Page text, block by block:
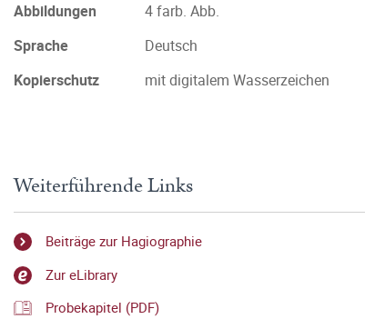
Abbildungen
4 farb. Abb.
Sprache
Deutsch
Kopierschutz
mit digitalem Wasserzeichen
Weiterführende Links
Beiträge zur Hagiographie
Zur eLibrary
Probekapitel (PDF)